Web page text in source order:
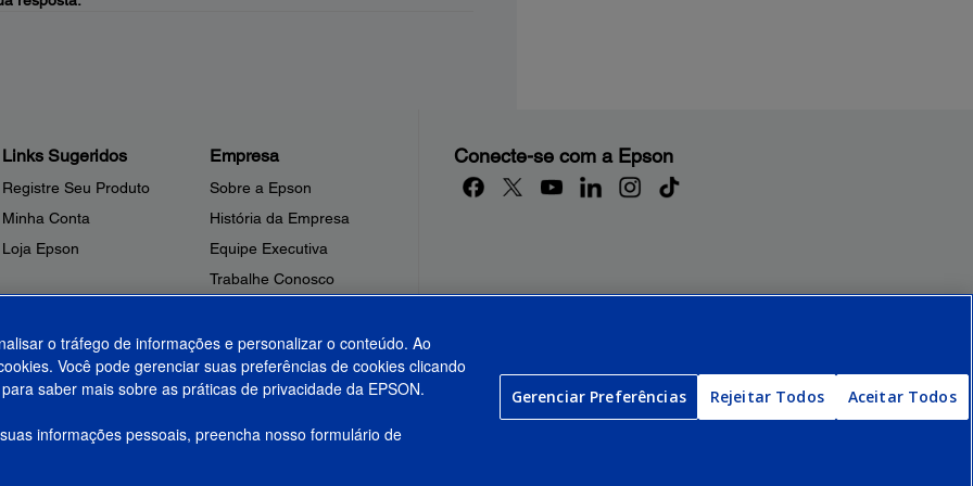
Links Sugeridos
Registre Seu Produto
Minha Conta
Loja Epson
Empresa
Sobre a Epson
História da Empresa
Equipe Executiva
Trabalhe Conosco
Fale Conosco
Shakira + Epson
Conecte-se com a Epson
o tráfego de informações e personalizar o conteúdo. Ao
Você pode gerenciar suas preferências de cookies clicando
saber mais sobre as práticas de privacidade da EPSON.
informações pessoais, preencha nosso formulário de
Gerenciar Preferências Rejeitar Todos Aceitar Todos